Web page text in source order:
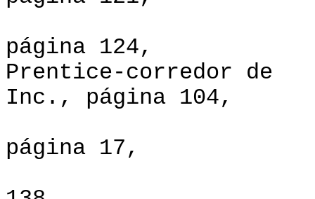
página 124,
Prentice-
Inc., página 104,
página 17,